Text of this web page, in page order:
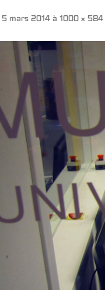
5 mars 2014 à 1000 × 584